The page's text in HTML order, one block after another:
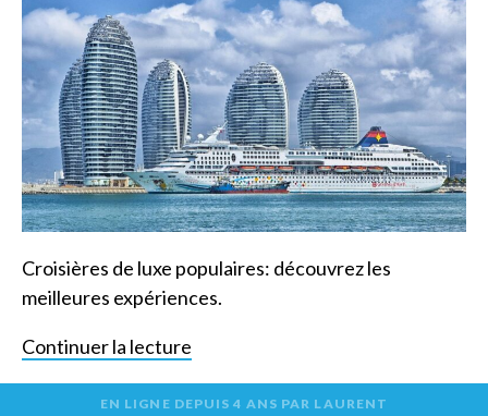
Croisières de luxe populaires: découvrez les
meilleures expériences.
Continuer la lecture
EN LIGNE DEPUIS4 ANS PAR LAURENT